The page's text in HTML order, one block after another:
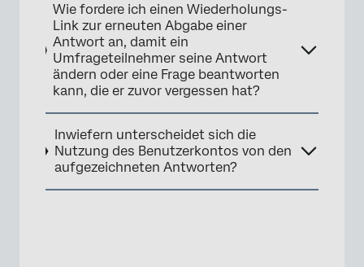
Wie fordere ich einen Wiederholungs-
Link zur erneuten Abgabe einer
Antwort an, damit ein
Umfrageteilnehmer seine Antwort
ändern oder eine Frage beantworten
kann, die er zuvor vergessen hat?
Inwiefern unterscheidet sich die
Nutzung des Benutzerkontos von den
aufgezeichneten Antworten?